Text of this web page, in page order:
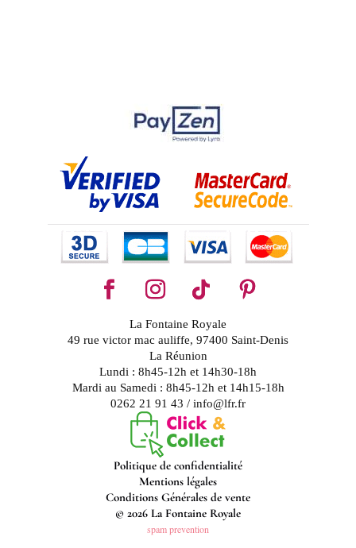
La Fontaine Royale
49 rue victor mac auliffe, 97400 Saint-Denis
La Réunion
Lundi : 8h45-12h et 14h30-18h
Mardi au Samedi : 8h45-12h et 14h15-18h
0262 21 91 43 / info@lfr.fr
Politique de confidentialité
Mentions légales
Conditions Générales de vente
© 2026 La Fontaine Royale
spam prevention